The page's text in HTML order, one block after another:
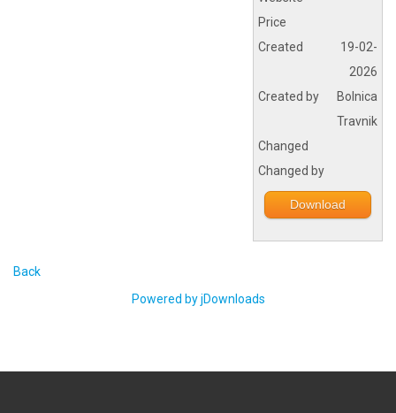
Price
Created
19-02-
2026
Created by
Bolnica
Travnik
Changed
Changed by
Download
Back
Powered by jDownloads